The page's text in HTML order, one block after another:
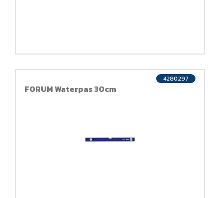
FORUM Waterpas 30cm
4280297